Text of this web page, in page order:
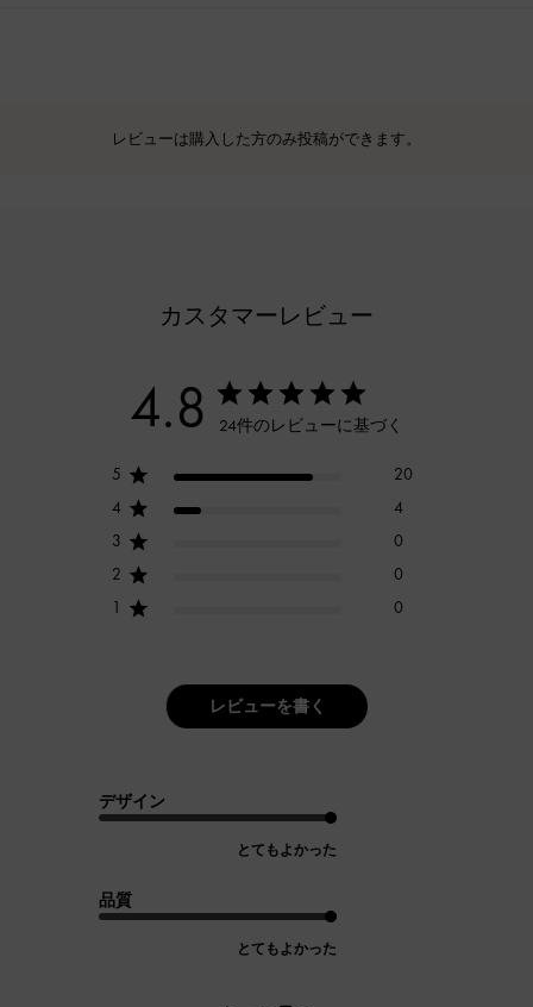
レビューは購入した方のみ投稿ができます。
カスタマーレビュー
4.8 24件のレビューに基づく
5
20
4
4
3
0
2
0
1
0
レビューを書く
デザイン
とてもよかった
品質
とてもよかった